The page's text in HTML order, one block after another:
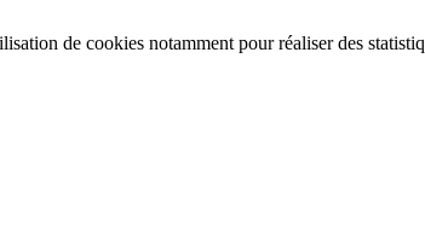
de cookies notamment pour réaliser des